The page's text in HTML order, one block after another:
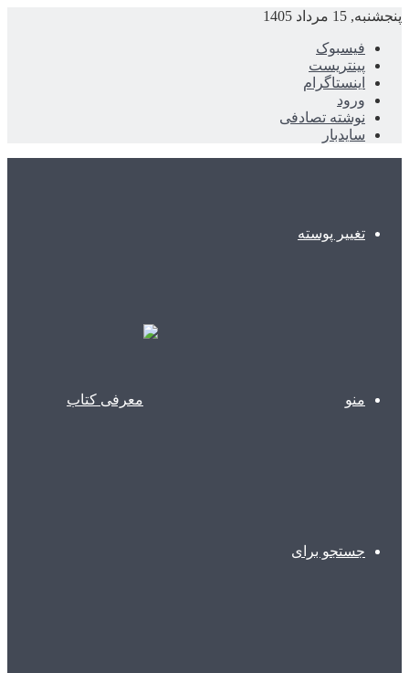
پنجشنبه, 15 مرداد 1405
فیسبوک
پینتریست
اینستاگرام
ورود
نوشته تصادفی
سایدبار
تغییر پوسته
منو
جستجو برای